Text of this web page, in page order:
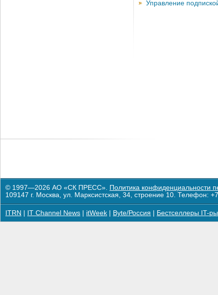
Управление
© 1997—2026 АО «СК ПРЕСС». Политика конфиденциальности
109147 г. Москва, ул. Марксистская, 34, строение 10. Телефон:
ITRN IT Channel News itWeek Byte/Россия Бестселлеры IT-